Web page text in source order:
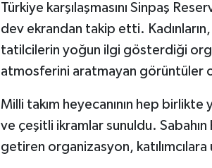
Türkiye karşılaşmasını Sinpaş
dev ekrandan takip etti.
tatilcilerin yoğun ilgi gösterdiği
atmosferini aratmayan görüntüler
Milli takım heyecanının hep
ve çeşitli ikramlar sunuldu.
getiren organizasyon,